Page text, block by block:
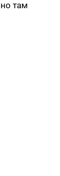
там